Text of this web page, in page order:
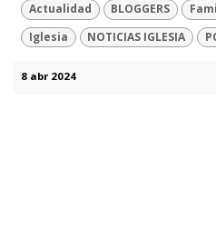
Actualidad BLOGGERS
Iglesia
NOTICIAS IGLESIA
8 abr 2024